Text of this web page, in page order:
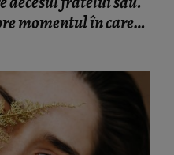
momentul în care